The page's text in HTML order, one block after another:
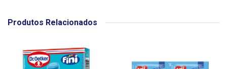
Produtos Relacionados